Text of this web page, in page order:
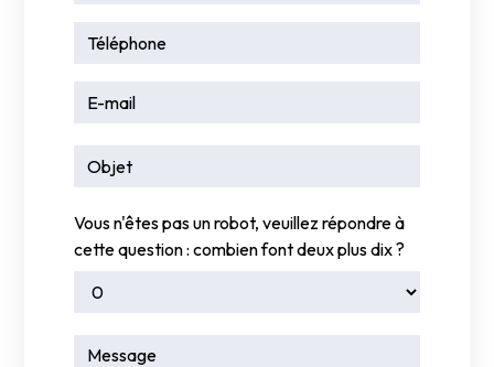
Vous n'êtes pas un robot, veuillez répondre à
cette question : combien font deux plus dix ?